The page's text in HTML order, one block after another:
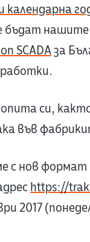
календарна
бъдат
SCADAза
си,
във
с нов
https://
2017